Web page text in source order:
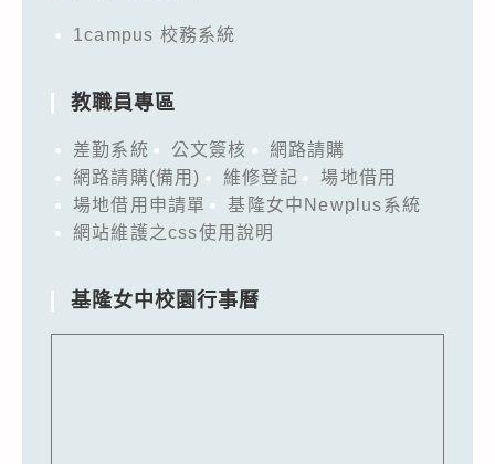
1campus 校務系統
教職員專區
差勤系統 公文簽核
網路請購
網路請購(備用)
維修登記
場地借用
場地借用申請單
基隆女中Newplus系統
網站維護之css使用說明
基隆女中校園行事曆